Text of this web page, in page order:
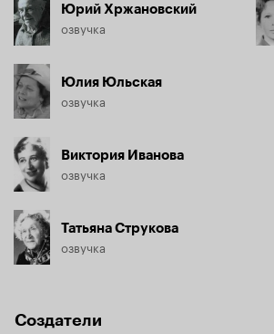
Юрий Хржановский
озвучка
Юлия Юльская
озвучка
Виктория Иванова
озвучка
Татьяна Струкова
озвучка
Создатели